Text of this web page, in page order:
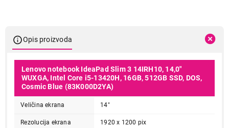
Opis proizvoda
Lenovo notebook IdeaPad Slim 3 14IRH10, 14,0"
WUXGA, Intel Core i5-13420H, 16GB, 512GB SSD, DOS,
Cosmic Blue (83K000D2YA)
Veličina ekrana 14"
Rezolucija ekrana 1920 x 1200 pix